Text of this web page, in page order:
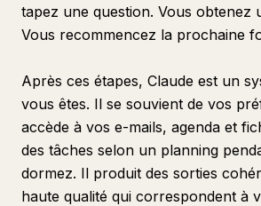
tapez une question. Vous obtenez
Vous recommencez la prochaine
Après ces étapes, Claude est un
vous êtes. Il se souvient de vos
accède à vos e-mails, agenda et
des tâches selon un planning
dormez. Il produit des sorties
haute qualité qui correspondent à